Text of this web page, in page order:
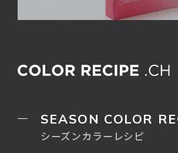
SEASON COLOR
シーズンカラーレシピ